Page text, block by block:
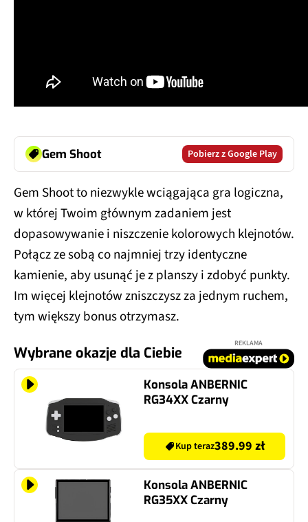
Gem Shoot Pobierz z Google Play
Gem Shoot to niezwykle wciągająca gra logiczna,
w której Twoim głównym zadaniem jest
dopasowywanie i niszczenie kolorowych klejnotów.
Połącz ze sobą co najmniej trzy identyczne
kamienie, aby usunąć je z planszy i zdobyć punkty.
Im więcej klejnotów zniszczysz za jednym ruchem,
tym większy bonus otrzymasz.
Wybrane okazje dla Ciebie
REKLAMA
Konsola ANBERNIC
RG34XX Czarny
Kup teraz389.99 zł
Konsola ANBERNIC
RG35XX Czarny